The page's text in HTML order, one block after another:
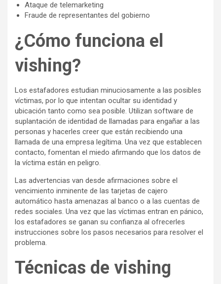
Ataque de telemarketing
Fraude de representantes del gobierno
¿Cómo funciona el
vishing?
Los estafadores estudian minuciosamente a las posibles
víctimas, por lo que intentan ocultar su identidad y
ubicación tanto como sea posible. Utilizan software de
suplantación de identidad de llamadas para engañar a las
personas y hacerles creer que están recibiendo una
llamada de una empresa legítima. Una vez que establecen
contacto, fomentan el miedo afirmando que los datos de
la víctima están en peligro.
Las advertencias van desde afirmaciones sobre el
vencimiento inminente de las tarjetas de cajero
automático hasta amenazas al banco o a las cuentas de
redes sociales. Una vez que las víctimas entran en pánico,
los estafadores se ganan su confianza al ofrecerles
instrucciones sobre los pasos necesarios para resolver el
problema.
Técnicas de vishing